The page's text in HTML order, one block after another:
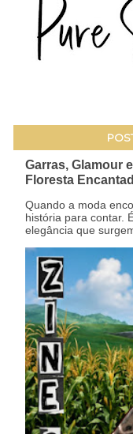
Garras, Glamour
Floresta
Quando a moda
história para contar.
elegância que